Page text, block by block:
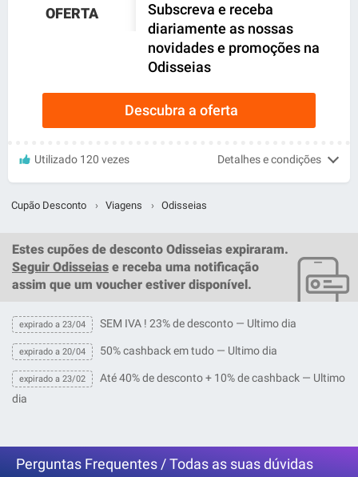
OFERTA
Subscreva e receba
diariamente as nossas
novidades e promoções na
Odisseias
Descubra a oferta
Utilizado 120 vezes Detalhes e condições
Cupão Desconto › Viagens › Odisseias
Estes cupões de desconto Odisseias expiraram.
Seguir Odisseias e receba uma notificação
assim que um voucher estiver disponível.
expirado a 23/04 SEM IVA ! 23% de desconto — Ultimo dia
expirado a 20/04 50% cashback em tudo — Ultimo dia
expirado a 23/02
Até 40% de desconto + 10% de cashback — Ultimo
dia
Perguntas Frequentes / Todas as suas dúvidas